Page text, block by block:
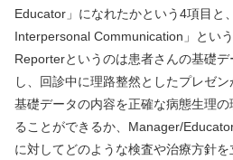
Educator」になれたかという4項目と
Interpersonal Communication」という
Reporterというのは患者さんの基礎
し、回診中に理路整然としたプレゼ
基礎データの内容を正確な病態生理
ることができるか、Manager/
に対してどのような検査や治療方針